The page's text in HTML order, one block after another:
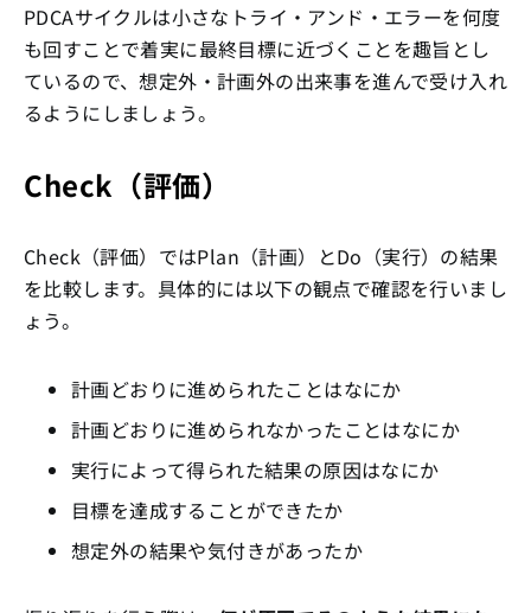
PDCAサイクルは小さなトライ・アンド・エラーを何度
も回すことで着実に最終目標に近づくことを趣旨とし
ているので、想定外・計画外の出来事を進んで受け入れ
るようにしましょう。
Check（評価）
Check（評価）ではPlan（計画）とDo（実行）の結果
を比較します。具体的には以下の観点で確認を行いまし
ょう。
計画どおりに進められたことはなにか
計画どおりに進められなかったことはなにか
実行によって得られた結果の原因はなにか
目標を達成することができたか
想定外の結果や気付きがあったか